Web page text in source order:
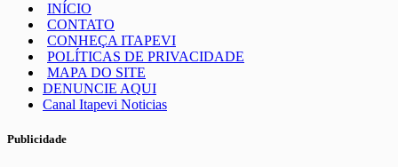
INÍCIO
CONTATO
CONHEÇA ITAPEVI
POLÍTICAS DE PRIVACIDADE
MAPA DO SITE
DENUNCIE AQUI
Canal Itapevi Noticias
Publicidade